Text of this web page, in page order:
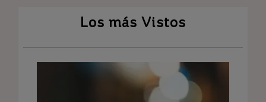
Los más Vistos